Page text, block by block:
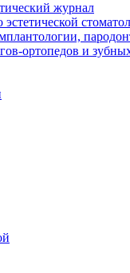
журнал
ортопедов и